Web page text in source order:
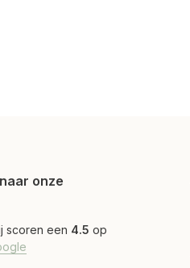
onze
scoren een 4.5 op